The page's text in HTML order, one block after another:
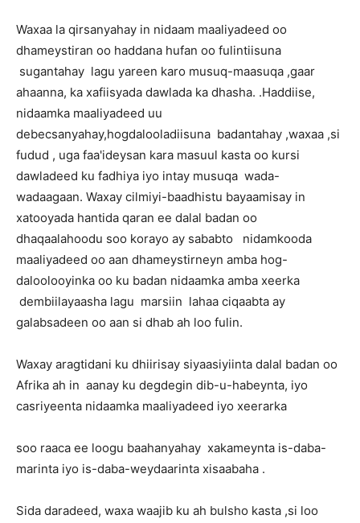
Waxaa la qirsanyahay in nidaam maaliyadeed oo
dhameystiran oo haddana hufan oo fulintiisuna
sugantahay lagu yareen karo musuq-maasuqa ,gaar
ahaanna, ka xafiisyada dawlada ka dhasha. .Haddiise,
nidaamka maaliyadeed uu
debecsanyahay,hogdalooladiisuna badantahay ,waxaa ,si
fudud , uga faa'ideysan kara masuul kasta oo kursi
dawladeed ku fadhiya iyo intay musuqa wada-
wadaagaan. Waxay cilmiyi-baadhistu bayaamisay in
xatooyada hantida qaran ee dalal badan oo
dhaqaalahoodu soo korayo ay sababto nidamkooda
maaliyadeed oo aan dhameystirneyn amba hog-
daloolooyinka oo ku badan nidaamka amba xeerka
dembiilayaasha lagu marsiin lahaa ciqaabta ay
galabsadeen oo aan si dhab ah loo fulin.
Waxay aragtidani ku dhiirisay siyaasiyiinta dalal badan oo
Afrika ah in aanay ku degdegin dib-u-habeynta, iyo
casriyeenta nidaamka maaliyadeed iyo xeerarka
soo raaca ee loogu baahanyahay xakameynta is-daba-
marinta iyo is-daba-weydaarinta xisaabaha .
Sida daradeed, waxa waajib ku ah bulsho kasta ,si loo